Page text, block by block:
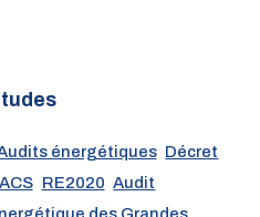
énergétiques Décret
RE2020 Audit